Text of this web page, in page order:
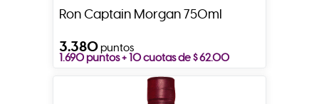
Ron Captain Morgan 750ml
3.380puntos
1.690 puntos + 10 cuotas de $ 62.00